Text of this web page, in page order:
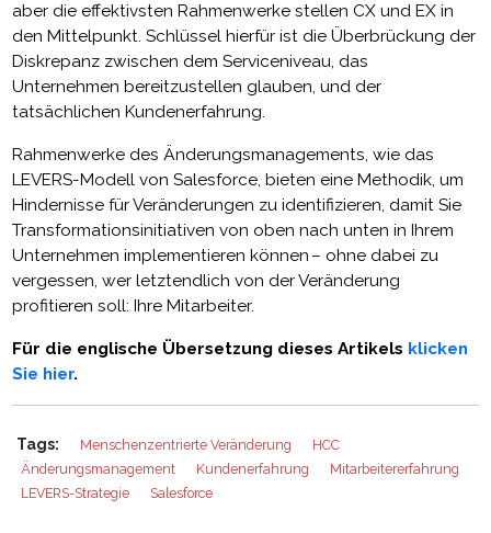
aber die effektivsten Rahmenwerke stellen CX und EX in
den Mittelpunkt. Schlüssel hierfür ist die Überbrückung der
Diskrepanz zwischen dem Serviceniveau, das
Unternehmen bereitzustellen glauben, und der
tatsächlichen Kundenerfahrung.
Rahmenwerke des Änderungsmanagements, wie das
LEVERS-Modell von Salesforce, bieten eine Methodik, um
Hindernisse für Veränderungen zu identifizieren, damit Sie
Transformationsinitiativen von oben nach unten in Ihrem
Unternehmen implementieren können – ohne dabei zu
vergessen, wer letztendlich von der Veränderung
profitieren soll: Ihre Mitarbeiter.
Für die englische Übersetzung dieses Artikels klicken
Sie hier.
Tags: Menschenzentrierte Veränderung
HCC
Änderungsmanagement
Kundenerfahrung
Mitarbeitererfahrung
LEVERS-Strategie
Salesforce